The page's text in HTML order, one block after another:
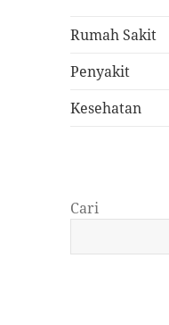
Rumah Sakit
Penyakit
Kesehatan
Cari